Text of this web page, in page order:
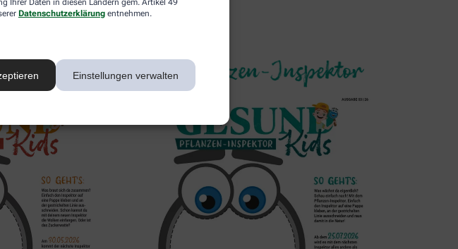
Ihrer Daten in diesen Ländern gem. Artikel 49
Datenschutzerklärung entnehmen.
Einstellungen verwalten